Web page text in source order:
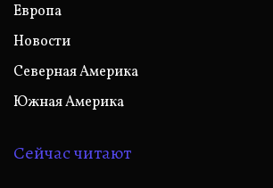
Европа
Новости
Северная Америка
Южная Америка
Сейчас читают